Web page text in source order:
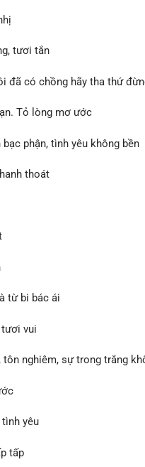
tươi tắn
đã có chồng hãy tha thứ
Tỏ lòng mơ ước
phận, tình yêu không bền
thoát
từ bi bác ái
tươi vui
tôn nghiêm, sự trong trắng
yêu
tấp